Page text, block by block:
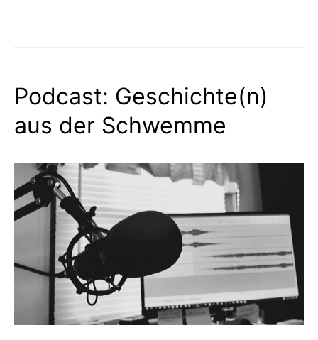
Podcast: Geschichte(n)
aus der Schwemme